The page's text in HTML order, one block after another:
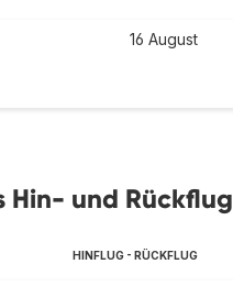
16 August
Hin- und Rückflug
HINFLUG - RÜCKFLUG